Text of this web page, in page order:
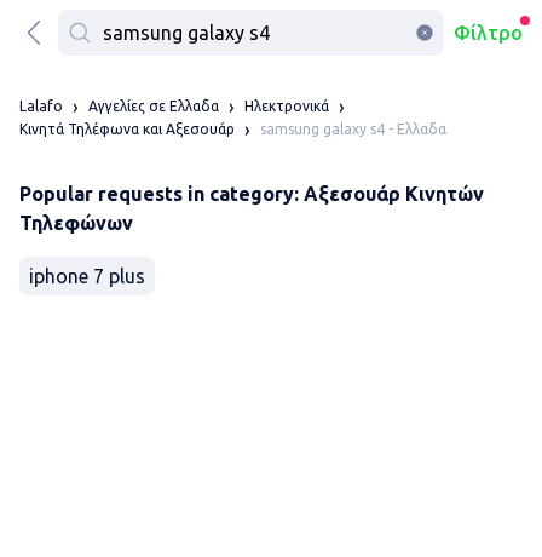
Φίλτρο
Lalafo Αγγελίες σε Ελλαδα
Ηλεκτρονικά
Κινητά Τηλέφωνα και Αξεσουάρ
samsung galaxy s4 - Ελλαδα
Popular requests in category: Αξεσουάρ Κινητών
Τηλεφώνων
iphone 7 plus